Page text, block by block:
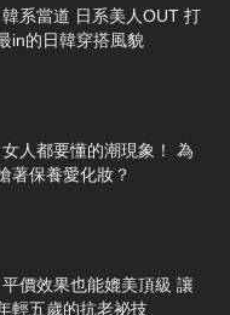
系當道 日系美人OUT 打
in的日韓穿搭風貌
人都要懂的潮現象！ 為
著保養愛化妝？
價效果也能媲美頂級 讓
輕五歲的抗老祕技